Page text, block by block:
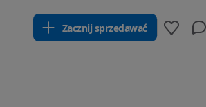
Zacznij sprzedawać